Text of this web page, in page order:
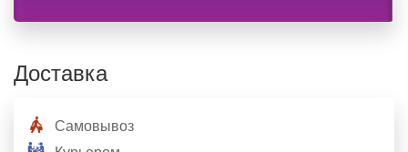
Доставка
Самовывоз